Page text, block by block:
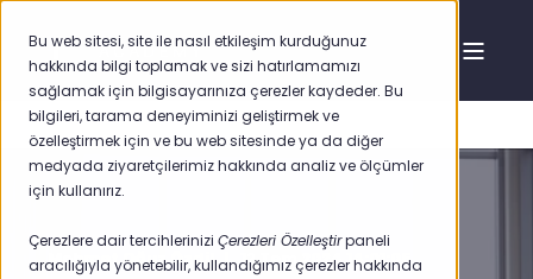
Bu web sitesi, site ile nasıl etkileşim kurduğunuz
hakkında bilgi toplamak ve sizi hatırlamamızı
sağlamak için bilgisayarınıza çerezler kaydeder. Bu
bilgileri, tarama deneyiminizi geliştirmek ve
özelleştirmek için ve bu web sitesinde ya da diğer
medyada ziyaretçilerimiz hakkında analiz ve ölçümler
için kullanırız.
Çerezlere dair tercihlerinizi Çerezleri Özelleştirpaneli
aracılığıyla yönetebilir, kullandığımız çerezler hakkında
Mehmet Oğuz Özdil
12 Tem 2024 14:01:05